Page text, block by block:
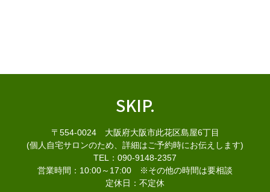
SKIP.
〒554-0024 大阪府大阪市此花区島屋6丁目
(個人自宅サロンのため、詳細はご予約時にお伝えします)
TEL：090-9148-2357
営業時間：10:00～17:00 ※その他の時間は要相談
定休日：不定休